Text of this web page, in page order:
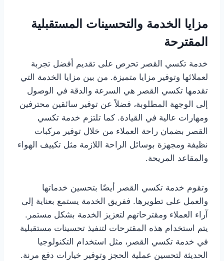
مزايا الخدمة والتحسينات المستقبلية
المقترحة
خدمة تكسي القصر تحرص على تقديم أفضل تجربة
لعملائها وتوفير مزايا متميزة. من بين مزايا الخدمة التي
تقدمها تكسي القصر هي السرعة والدقة في الوصول
إلى الوجهة المطلوبة، فضلاً عن توفير سائقين محترفين
ومهارات عالية في القيادة. كما تلتزم خدمة تكسي
القصر بضمان راحة العملاء من خلال توفير مركبات
نظيفة ومجهزة بوسائل الراحة اللازمة مثل تكييف الهواء
والمقاعد المريحة.
وتقوم خدمة تكسي القصر أيضًا بتحسين خدماتها
والعمل على تطويرها. ففريق الخدمة يستمع بعناية إلى
آراء العملاء ومقترحاتهم لتعزيز الخدمة بشكل مستمر.
يتم استخدام هذه المقترحات لتنفيذ تحسينات مستقبلية
في خدمة تكسي القصر، مثل استخدام التكنولوجيا
الحديثة لتحسين عملية الحجز وتوفير خيارات دفع مرنة.